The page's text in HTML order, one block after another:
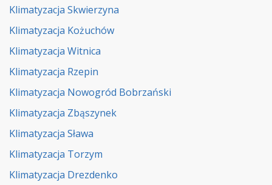
Klimatyzacja Skwierzyna
Klimatyzacja Kożuchów
Klimatyzacja Witnica
Klimatyzacja Rzepin
Klimatyzacja Nowogród Bobrzański
Klimatyzacja Zbąszynek
Klimatyzacja Sława
Klimatyzacja Torzym
Klimatyzacja Drezdenko